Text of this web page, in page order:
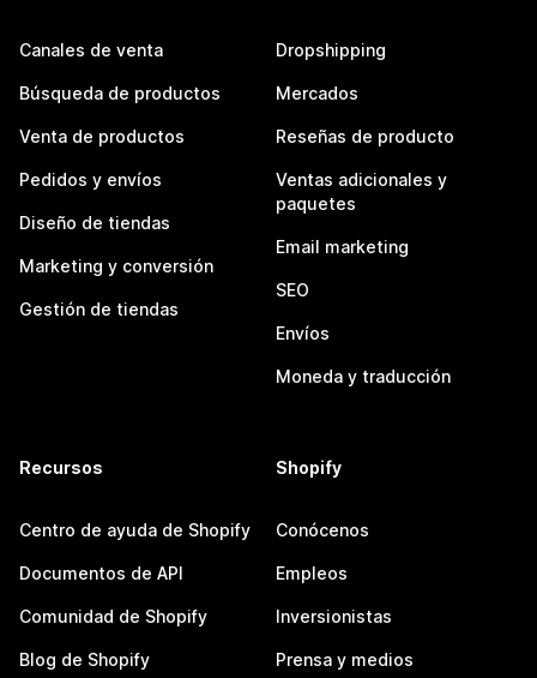
Canales de venta
Búsqueda de productos
Venta de productos
Pedidos y envíos
Diseño de tiendas
Marketing y conversión
Gestión de tiendas
Dropshipping
Mercados
Reseñas de producto
Ventas adicionales y
paquetes
Email marketing
SEO
Envíos
Moneda y traducción
Recursos
Centro de ayuda de Shopify
Documentos de API
Comunidad de Shopify
Blog de Shopify
Shopify
Conócenos
Empleos
Inversionistas
Prensa y medios